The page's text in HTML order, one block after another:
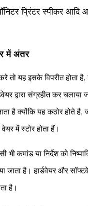
प्रिंटर स्पीकर आदि
में अंतर
तो यह इसके विपरीत होता
द्वारा संग्रहीत कर चलाया
है क्योंकि यह कठोर होते है,
में स्टोर होता हैं।
भी कमांड या निर्देश को
जाता है। हार्डवेयर और
है।